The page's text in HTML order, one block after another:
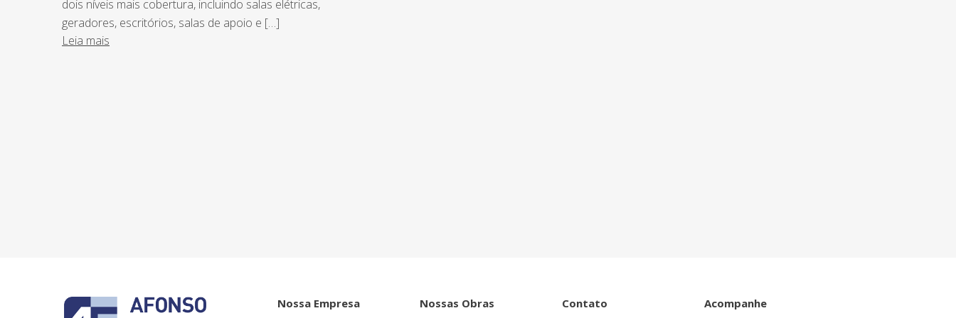
dois níveis mais cobertura, incluindo salas elétricas,
geradores, escritórios, salas de apoio e […]
Leia mais
Nossa Empresa Nossas Obras Contato Acompanhe